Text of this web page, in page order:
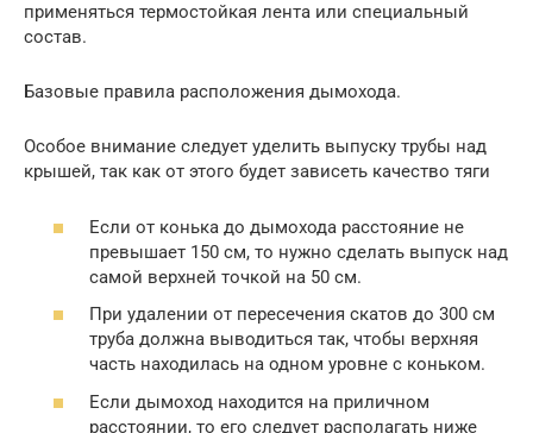
применяться термостойкая лента или специальный
состав.
Базовые правила расположения дымохода.
Особое внимание следует уделить выпуску трубы над
крышей, так как от этого будет зависеть качество тяги
Если от конька до дымохода расстояние не
превышает 150 см, то нужно сделать выпуск над
самой верхней точкой на 50 см.
При удалении от пересечения скатов до 300 см
труба должна выводиться так, чтобы верхняя
часть находилась на одном уровне с коньком.
Если дымоход находится на приличном
расстоянии, то его следует располагать ниже